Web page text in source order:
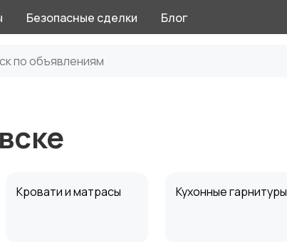
Безопасные сделки Блог
Кровати и матрасы Кухонные гарнитуры